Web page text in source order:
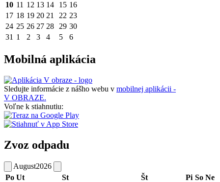
10 11 12 13 14 15 16
17 18 19 20 21 22 23
24 25 26 27 28 29 30
31 1 2 3 4 5 6
Mobilná aplikácia
Sledujte informácie z nášho webu v mobilnej aplikácii -
V OBRAZE.
Voľne k stiahnutiu:
Zvoz odpadu
August2026
Po Ut St Št Pi So Ne